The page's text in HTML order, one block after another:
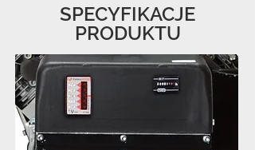
SPECYFIKACJE
PRODUKTU